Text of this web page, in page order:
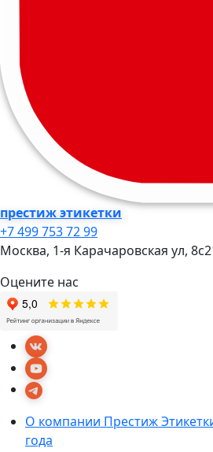
престиж этикетки
+7 499 753 72 99
Москва, 1-я Карачаровская ул,
Оцените нас
О компании Престиж
года